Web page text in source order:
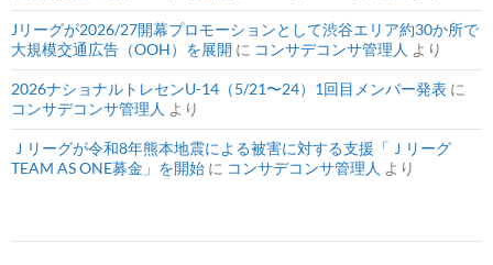
Jリーグが2026/27開幕プロモーションとして渋谷エリア約30か所で
大規模交通広告（OOH）を展開 に コンサデコンサ管理人 より
2026ナショナルトレセンU-14（5/21〜24）1回目メンバー発表 に
コンサデコンサ管理人 より
Ｊリーグが令和8年熊本地震による被害に対する支援「Ｊリーグ
TEAM AS ONE募金」を開始 に コンサデコンサ管理人 より